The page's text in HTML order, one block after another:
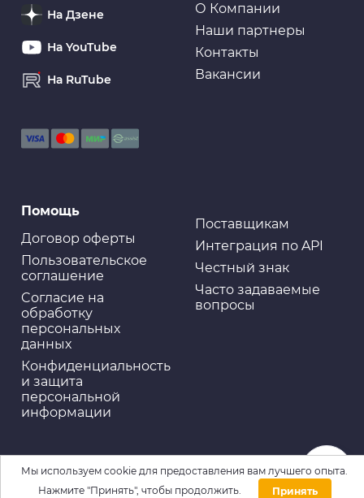
О Компании
Наши партнеры
Контакты
Вакансии
Помощь
Договор оферты
Пользовательское
соглашение
Cогласие на
обработку
персональных
данных
Конфиденциальность
и защита
персональной
информации
Поставщикам
Интеграция по API
Честный знак
Часто задаваемые
вопросы
На Дзене
На YouTube
На RuTube
Домой Каталог Войти
Мы используем cookie для предоставления вам лучшего опыта.
Нажмите "Принять", чтобы продолжить.
Принять